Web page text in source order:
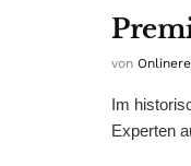
von
Im
Experten